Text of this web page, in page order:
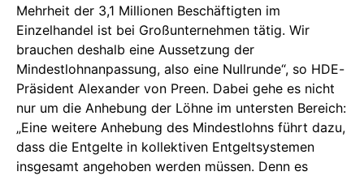
Mehrheit der 3,1 Millionen Beschäftigten im
Einzelhandel ist bei Großunternehmen tätig. Wir
brauchen deshalb eine Aussetzung der
Mindestlohnanpassung, also eine Nullrunde“, so HDE-
Präsident Alexander von Preen. Dabei gehe es nicht
nur um die Anhebung der Löhne im untersten Bereich:
„Eine weitere Anhebung des Mindestlohns führt dazu,
dass die Entgelte in kollektiven Entgeltsystemen
insgesamt angehoben werden müssen. Denn es